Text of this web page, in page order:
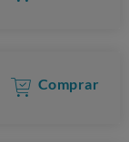
Comprar